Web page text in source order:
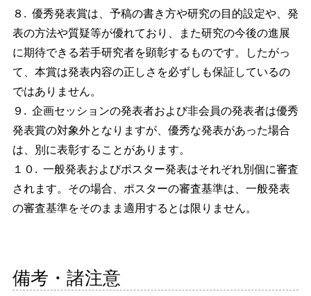
８. 優秀発表賞は、予稿の書き方や研究の目的設定や、発
表の方法や質疑等が優れており、また研究の今後の進展
に期待できる若手研究者を顕彰するものです。したがっ
て、本賞は発表内容の正しさを必ずしも保証しているの
ではありません。
９. 企画セッションの発表者および非会員の発表者は優秀
発表賞の対象外となりますが、優秀な発表があった場合
は、別に表彰することがあります。
１０. 一般発表およびポスター発表はそれぞれ別個に審査
されます。その場合、ポスターの審査基準は、一般発表
の審査基準をそのまま適用するとは限りません。
備考・諸注意